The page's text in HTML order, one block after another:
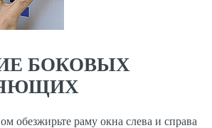
БОКОВЫХ
обезжирьте раму окна слева и справа